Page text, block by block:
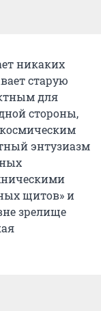
никаких
старую
для
стороны,
энтузиазм
щитов» и
зрелище